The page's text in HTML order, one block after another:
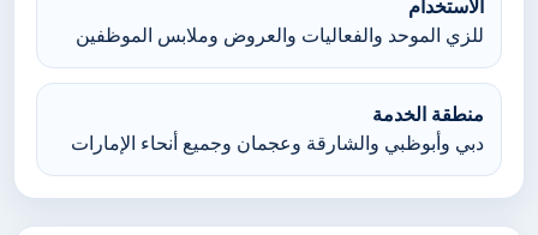
الاستخدام
للزي الموحد والفعاليات والعروض وملابس الموظفين
منطقة الخدمة
دبي وأبوظبي والشارقة وعجمان وجميع أنحاء الإمارات